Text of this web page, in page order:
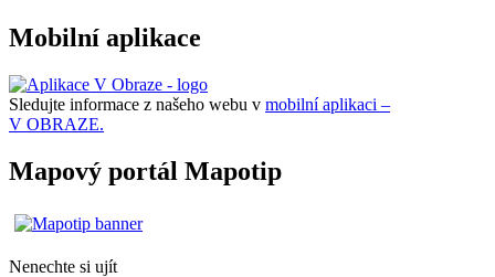
Mobilní aplikace
Sledujte informace z našeho webu v mobilní aplikaci –
V OBRAZE.
Mapový portál Mapotip
Nenechte si ujít